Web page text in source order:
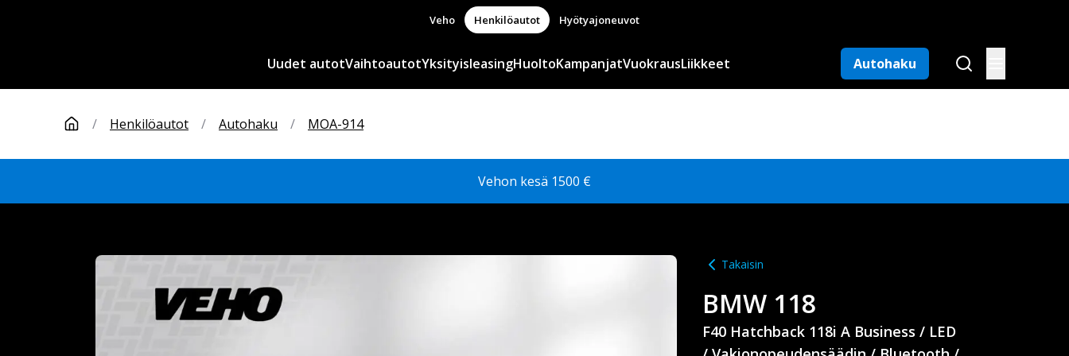
Veho Henkilöautot Hyötyajoneuvot
Uudet autotVaihtoautotYksityisleasingHuoltoKampanjatVuokrausLiikkeet Autohaku
/ Henkilöautot / Autohaku / MOA-914
Vehon kesä 1500 €
Takaisin
BMW 118
F40 Hatchback 118i A Business / LED